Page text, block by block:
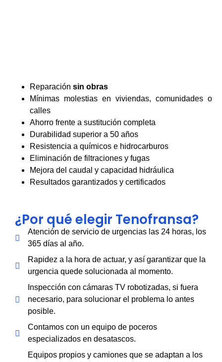
Reparación sin obras
Mínimas molestias en viviendas, comunidades o
calles
Ahorro frente a sustitución completa
Durabilidad superior a 50 años
Resistencia a químicos e hidrocarburos
Eliminación de filtraciones y fugas
Mejora del caudal y capacidad hidráulica
Resultados garantizados y certificados
¿Por qué elegir Tenofransa?
Atención de servicio de urgencias las 24 horas, los
365 días al año.
Rapidez a la hora de actuar, y así garantizar que la
urgencia quede solucionada al momento.
Inspección con cámaras TV robotizadas, si fuera
necesario, para solucionar el problema lo antes
posible.
Contamos con un equipo de poceros
especializados en desatascos.
Equipos propios y camiones que se adaptan a los